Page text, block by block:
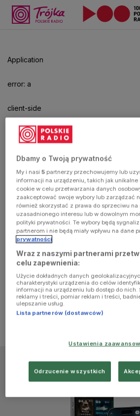
Application
error: a
client-side
exception
has
occurred
(see the
browser
console for
more
information)
aby
odtwarzać.
Dbamy o Twoją prywatność
My i nasi5 partnerzy przechowujemy lub
informacji na urządzeniu, takich jak
cookie w celu przetwarzania danych
zaakceptować swoje wybory lub zarządzać
również skorzystać z prawa do sprzeciwu
uzasadnionego interesu lub w dowolnym
polityki prywatności. Te wybory będą
partnerom i nie będą miały wpływu na dane
prywatności
Wraz z naszymi partnerami
celu zapewnienia:
Użycie dokładnych danych
charakterystyki urządzenia do celów
informacji na urządzeniu lub dostęp do nich.
reklamy i treści, pomiar reklam i treści,
ulepszanie usług.
Lista partnerów (dostawców)
Ustawienia
Odrzucenie wszystkich